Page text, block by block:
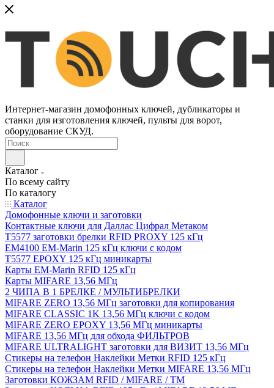
Интернет-магазин домофонных ключей, дубликаторы и
станки для изготовления ключей, пульты для ворот,
оборудование СКУД.
Каталог
По всему сайту
По каталогу
Каталог
Домофонные ключи и заготовки
Контактные ключи для Даллас Цифрал Метаком
T5577 заготовки брелки RFID PROXY 125 кГц
EM4100 EM-Marin 125 кГц ключи с кодом
T5577 EPOXY 125 кГц миникарты
Карты EM-Marin RFID 125 кГц
Карты MIFARE 13,56 МГц
2 ЧИПА В 1 БРЕЛКЕ / МУЛЬТИБРЕЛКИ
MIFARE ZERO 13,56 МГц заготовки для копирования
MIFARE CLASSIC 1K 13,56 МГц ключи с кодом
MIFARE ZERO EPOXY 13,56 МГц миникарты
MIFARE 13,56 МГц для обхода ФИЛЬТРОВ
MIFARE ULTRALIGHT заготовки для ВИЗИТ 13,56 МГц
Стикеры на телефон Наклейки Метки RFID 125 кГц
Стикеры на телефон Наклейки Метки MIFARE 13,56 МГц
Заготовки КОЖЗАМ RFID / MIFARE / TM